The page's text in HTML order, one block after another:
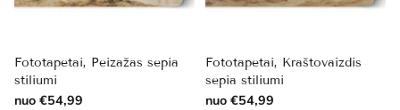
Fototapetai, Peizažas sepia
stiliumi
nuo €54,99
Fototapetai, Kraštovaizdis
sepia stiliumi
nuo €54,99